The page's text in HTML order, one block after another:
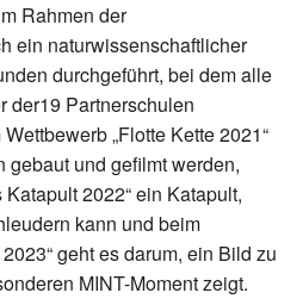
Rahmen der
ein naturwissenschaftlicher
durchgeführt, bei dem alle
der19 Partnerschulen
„Flotte Kette 2021“
und gefilmt werden,
2022“ ein Katapult,
kann und beim
geht es darum, ein Bild zu
MINT-Moment zeigt.